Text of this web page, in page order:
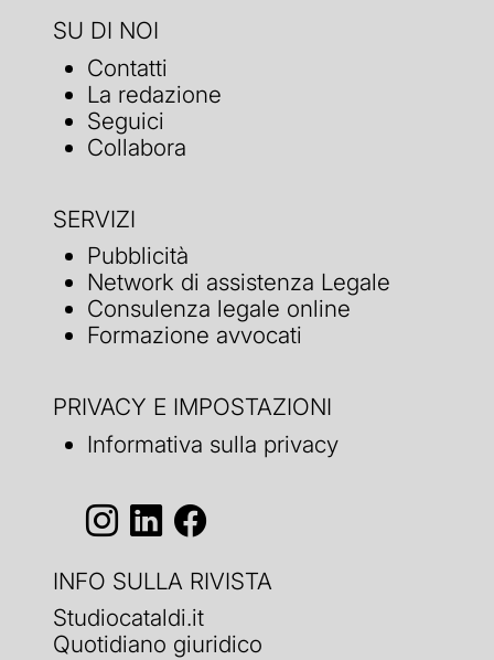
SU DI NOI
Contatti
La redazione
Seguici
Collabora
SERVIZI
Pubblicità
Network di assistenza Legale
Consulenza legale online
Formazione avvocati
PRIVACY E IMPOSTAZIONI
Informativa sulla privacy
INFO SULLA RIVISTA
Studiocataldi.it
Quotidiano giuridico